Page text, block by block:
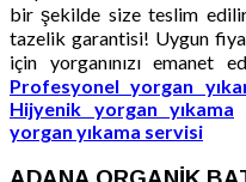
bir şekilde size teslim
tazelik garantisi! Uygun
için yorganınızı emanet
Profesyonel yorgan
Hijyenik yorgan yıkama
yorgan yıkama servisi